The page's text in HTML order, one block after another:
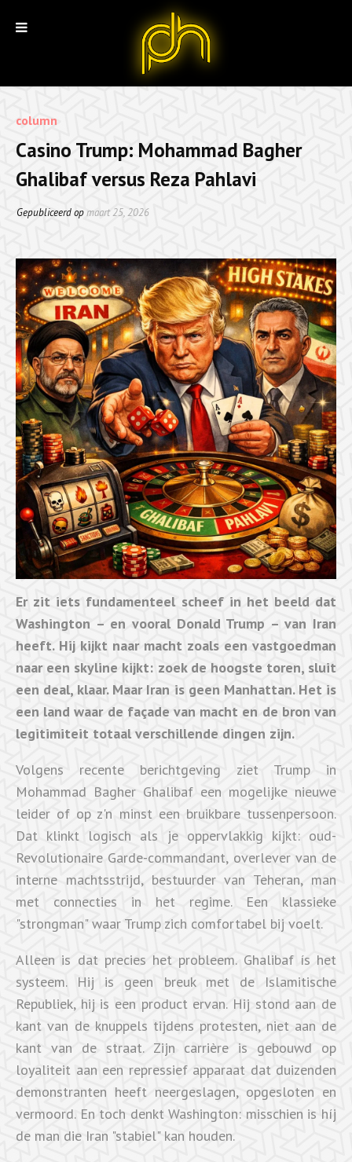
column
Casino Trump: Mohammad Bagher
Ghalibaf versus Reza Pahlavi
Gepubliceerd opmaart 25, 2026
Er zit iets fundamenteel scheef in het beeld dat
Washington – en vooral Donald Trump – van Iran
heeft. Hij kijkt naar macht zoals een vastgoedman
naar een skyline kijkt: zoek de hoogste toren, sluit
een deal, klaar. Maar Iran is geen Manhattan. Het is
een land waar de façade van macht en de bron van
legitimiteit totaal verschillende dingen zijn.
Volgens recente berichtgeving ziet Trump in
Mohammad Bagher Ghalibaf een mogelijke nieuwe
leider of op z'n minst een bruikbare tussenpersoon.
Dat klinkt logisch als je oppervlakkig kijkt: oud-
Revolutionaire Garde-commandant, overlever van de
interne machtsstrijd, bestuurder van Teheran, man
met connecties in het regime. Een klassieke
"strongman" waar Trump zich comfortabel bij voelt.
Alleen is dat precies het probleem. Ghalibaf ís het
systeem. Hij is geen breuk met de Islamitische
Republiek, hij is een product ervan. Hij stond aan de
kant van de knuppels tijdens protesten, niet aan de
kant van de straat. Zijn carrière is gebouwd op
loyaliteit aan een repressief apparaat dat duizenden
demonstranten heeft neergeslagen, opgesloten en
vermoord. En toch denkt Washington: misschien is híj
de man die Iran "stabiel" kan houden.